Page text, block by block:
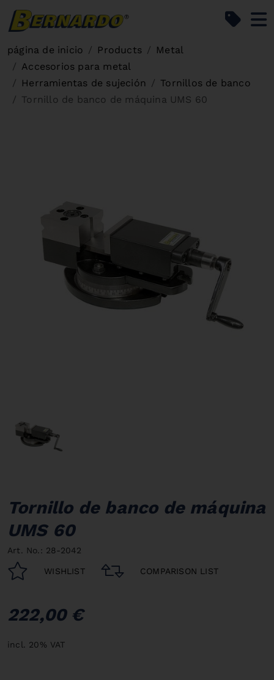
página de inicio Products
Metal
Accesorios para metal
Herramientas de sujeción
Tornillos de banco
Tornillo de banco de máquina UMS 60
Tornillo de banco de máquina
UMS 60
Art. No.: 28-2042
WISHLIST COMPARISON LIST
222,00 €
incl. 20% VAT